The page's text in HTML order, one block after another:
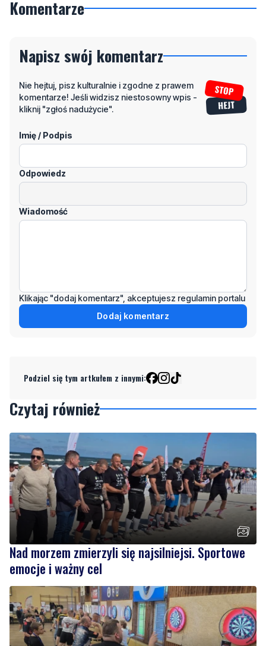
Napisz swój komentarz
komentarze! Jeśli widzisz niestosowny wpis -
kliknij "zgłoś nadużycie".
Imię / Podpis
Odpowiedz
Wiadomość
Nad morzem zmierzyli się najsilniejsi. Sportowe
emocje i ważny cel